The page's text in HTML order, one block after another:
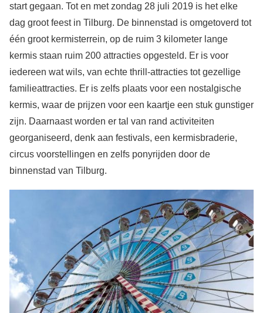
start gegaan. Tot en met zondag 28 juli 2019 is het elke
dag groot feest in Tilburg. De binnenstad is omgetoverd tot
één groot kermisterrein, op de ruim 3 kilometer lange
kermis staan ruim 200 attracties opgesteld. Er is voor
iedereen wat wils, van echte thrill-attracties tot gezellige
familieattracties. Er is zelfs plaats voor een nostalgische
kermis, waar de prijzen voor een kaartje een stuk gunstiger
zijn. Daarnaast worden er tal van rand activiteiten
georganiseerd, denk aan festivals, een kermisbraderie,
circus voorstellingen en zelfs ponyrijden door de
binnenstad van Tilburg.